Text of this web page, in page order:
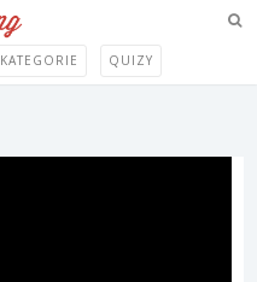
KATEGORIE QUIZY